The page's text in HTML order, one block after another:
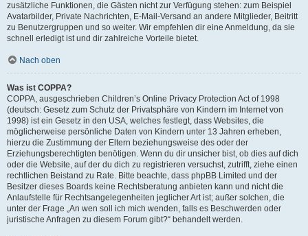
zusätzliche Funktionen, die Gästen nicht zur Verfügung stehen: zum Beispiel
Avatarbilder, Private Nachrichten, E-Mail-Versand an andere Mitglieder, Beitritt
zu Benutzergruppen und so weiter. Wir empfehlen dir eine Anmeldung, da sie
schnell erledigt ist und dir zahlreiche Vorteile bietet.
Nach oben
Was ist COPPA?
COPPA, ausgeschrieben Children’s Online Privacy Protection Act of 1998
(deutsch: Gesetz zum Schutz der Privatsphäre von Kindern im Internet von
1998) ist ein Gesetz in den USA, welches festlegt, dass Websites, die
möglicherweise persönliche Daten von Kindern unter 13 Jahren erheben,
hierzu die Zustimmung der Eltern beziehungsweise des oder der
Erziehungsberechtigten benötigen. Wenn du dir unsicher bist, ob dies auf dich
oder die Website, auf der du dich zu registrieren versuchst, zutrifft, ziehe einen
rechtlichen Beistand zu Rate. Bitte beachte, dass phpBB Limited und der
Besitzer dieses Boards keine Rechtsberatung anbieten kann und nicht die
Anlaufstelle für Rechtsangelegenheiten jeglicher Art ist; außer solchen, die
unter der Frage „An wen soll ich mich wenden, falls es Beschwerden oder
juristische Anfragen zu diesem Forum gibt?“ behandelt werden.